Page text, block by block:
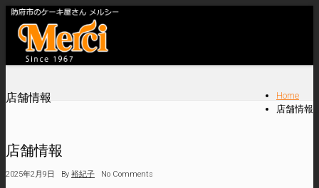
店舗情報
Home
店舗情報
店舗情報
2025年2月9日 By 裕紀子 No Comments